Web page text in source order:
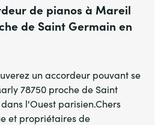
de pianos à Mareil
de Saint Germain en
un accordeur pouvant se
78750 proche de Saint
l'Ouest parisien.Chers
et propriétaires de